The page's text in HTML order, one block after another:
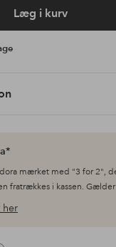
Læg i kurv
mærket med "3 for 2",
fratrækkes i kassen.
her